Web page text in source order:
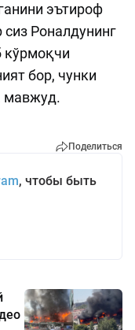
эътироф
сиз Роналдунинг
кўрмоқчи
бор, чунки
мавжуд.
Поделиться
, чтобы быть